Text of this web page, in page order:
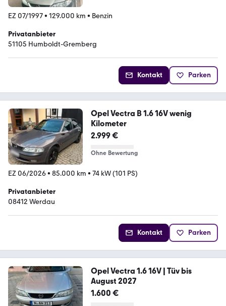
EZ 07/1997• 129.000 km • Benzin
Privatanbieter
51105 Humboldt-Gremberg
Kontakt Parken
Opel Vectra B 1.6 16V wenig
Kilometer
2.999 €
Ohne Bewertung
EZ 06/2026• 85.000 km • 74 kW (101 PS)
Privatanbieter
08412 Werdau
Kontakt Parken
Opel Vectra 1.6 16V | Tüv bis
August 2027
1.600 €